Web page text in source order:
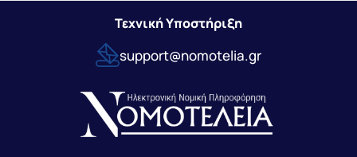
Τεχνική Υποστήριξη
support@nomotelia.gr